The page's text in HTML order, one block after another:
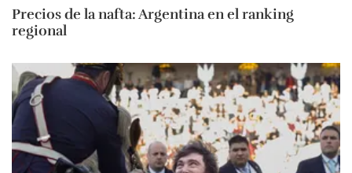
Precios de la nafta: Argentina en el ranking
regional